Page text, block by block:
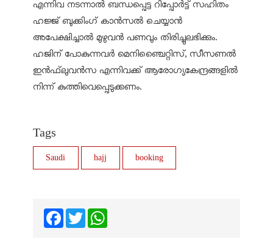
എന്നിവ നടന്നാൽ ബന്ധപ്പെട്ട റിപ്പോർട്ട് സഹിതം
ഹജ്ജ് ബുക്കിംഗ് കാൻസൽ ചെയ്യാൻ
അപേക്ഷിച്ചാൽ മുഴുവൻ പണവും തിരിച്ചുലഭിക്കും.
ഹജിന് പോകുന്നവർ മെനിഞ്ചൈറ്റിസ്, സീസണൽ
ഇൻഫ്‌ലുവൻസ എന്നിവക്ക് ആരോഗ്യകേന്ദ്രങ്ങളിൽ
നിന്ന് കുത്തിവെപ്പെടുക്കണം.
Tags
Saudi hajj booking
FacebookTwitter